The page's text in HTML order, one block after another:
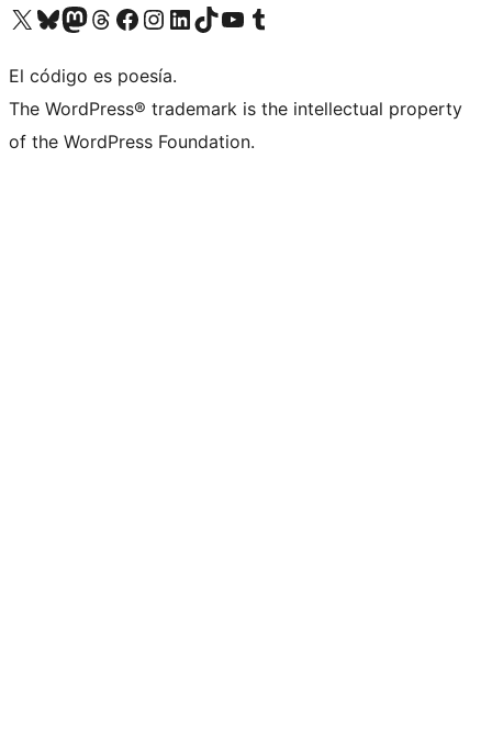
Visita nuestra cuenta de X (anteriormente Twitter)
Visita nuestra cuenta de Bluesky
Visita nuestra cuenta de Mastodon
Visita nuestra cuenta de Threads
Visita nuestra página de Facebook
Visita nuestra cuenta de Instagram
Visita nuestra cuenta de LinkedIn
Visita nuestra cuenta de TikTok
Visita nuestro canal de YouTube
Visita nuestra cuenta de Tumblr
El código es poesía.
The WordPress® trademark is the intellectual property
of the WordPress Foundation.